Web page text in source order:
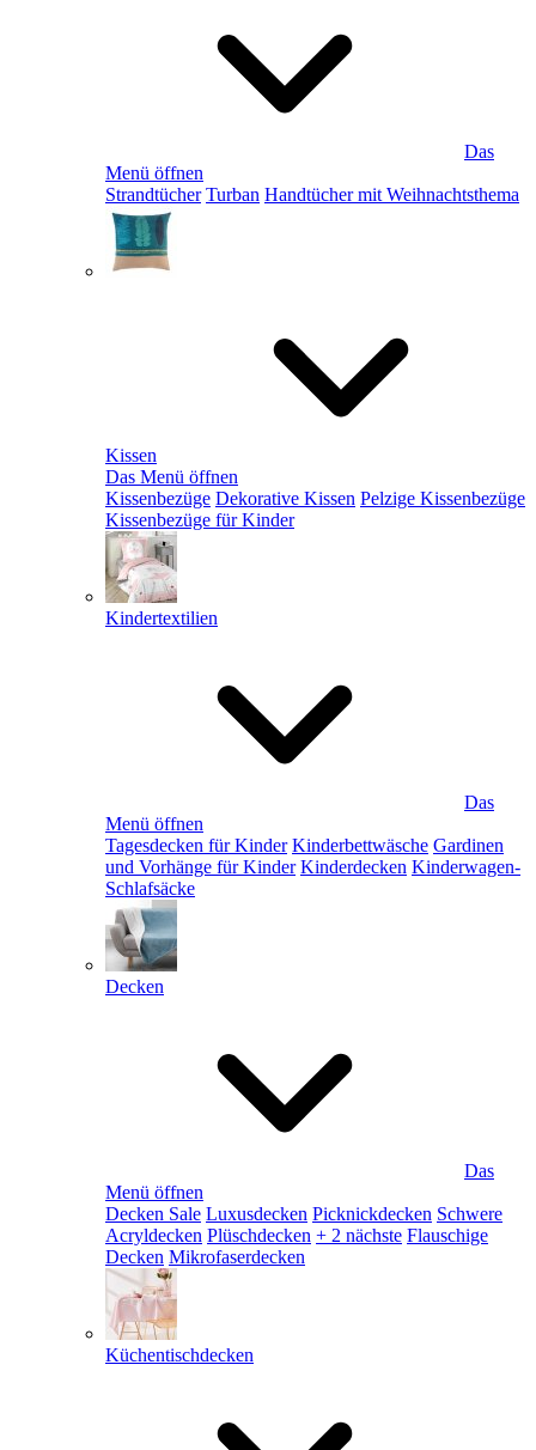
Das
Menü öffnen
Strandtücher Turban Handtücher mit Weihnachtsthema
Kissen
Das Menü öffnen
Kissenbezüge Dekorative Kissen Pelzige Kissenbezüge
Kissenbezüge für Kinder
Kindertextilien
Das
Menü öffnen
Tagesdecken für Kinder Kinderbettwäsche Gardinen
und Vorhänge für Kinder Kinderdecken Kinderwagen-
Schlafsäcke
Decken
Das
Menü öffnen
Decken Sale Luxusdecken Picknickdecken Schwere
Acryldecken Plüschdecken + 2 nächste Flauschige
Decken Mikrofaserdecken
Küchentischdecken